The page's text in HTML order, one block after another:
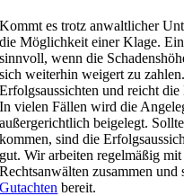
Kommt es trotz anwaltlicher
die Möglichkeit einer Klage.
sinnvoll, wenn die
sich weiterhin weigert zu
Erfolgsaussichten und reicht
In vielen Fällen wird die
außergerichtlich beigelegt.
kommen, sind die
gut. Wir arbeiten regelmäßig
Rechtsanwälten zusammen
Gutachten bereit.